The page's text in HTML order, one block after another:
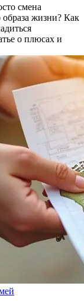
смена
жизни? Как
о плюсах и